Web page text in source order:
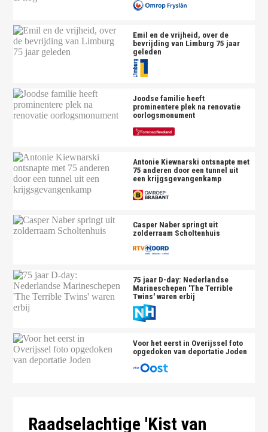
Emil en de vrijheid, over de
bevrijding van Limburg 75 jaar
geleden
Joodse familie heeft
prominentere plek na renovatie
oorlogsmonument
Antonie Kiewnarski ontsnapte met
75 anderen door een tunnel uit
een krijgsgevangenkamp
Casper Naber springt uit
zolderraam Scholtenhuis
75 jaar D-day: Nederlandse
Marineschepen 'The Terrible
Twins' waren erbij
Voor het eerst in Overijssel foto
opgedoken van deportatie Joden
Raadselachtige 'Kist van